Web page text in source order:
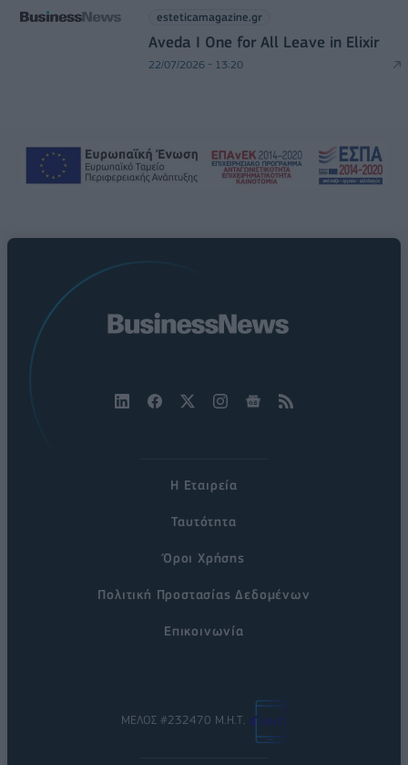
esteticamagazine.gr
Aveda I One for All Leave in Elixir
22/07/2026 - 13:20
Η Εταιρεία
Ταυτότητα
Όροι Χρήσης
Πολιτική Προστασίας Δεδομένων
Επικοινωνία
ΜΕΛΟΣ #232470 Μ.Η.Τ.